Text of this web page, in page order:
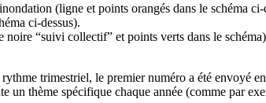
(ligne et points orangés dans le schéma
ci-dessus).
“suivi collectif” et points verts dans le
trimestriel, le premier numéro a été envoyé
thème spécifique chaque année (comme par